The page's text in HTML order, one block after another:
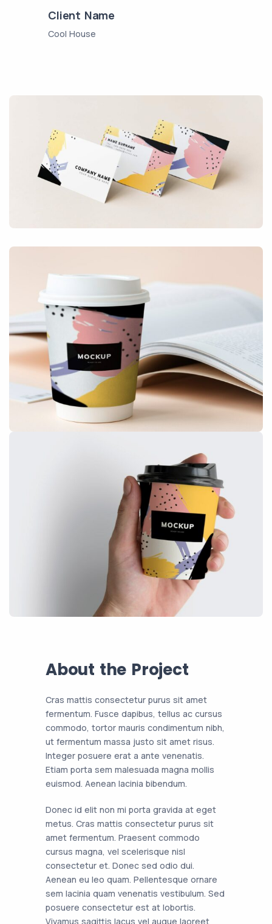
Client Name
Cool House
About the Project
Cras mattis consectetur purus sit amet
fermentum. Fusce dapibus, tellus ac cursus
commodo, tortor mauris condimentum nibh,
ut fermentum massa justo sit amet risus.
Integer posuere erat a ante venenatis.
Etiam porta sem malesuada magna mollis
euismod. Aenean lacinia bibendum.
Donec id elit non mi porta gravida at eget
metus. Cras mattis consectetur purus sit
amet fermentum. Praesent commodo
cursus magna, vel scelerisque nisl
consectetur et. Donec sed odio dui.
Aenean eu leo quam. Pellentesque ornare
sem lacinia quam venenatis vestibulum. Sed
posuere consectetur est at lobortis.
Vivamus sagittis lacus vel augue laoreet